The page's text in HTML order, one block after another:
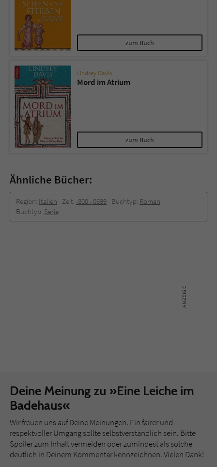
zum Buch
Lindsey Davis
Mord im Atrium
zum Buch
Ähnliche Bücher:
Region: Italien Zeit: -800 -­ 0699 Buchtyp: Roman
Buchtyp: Serie
Deine Meinung zu »Eine Leiche im
Badehaus«
Wir freuen uns auf Deine Meinungen. Ein fairer und
respektvoller Umgang sollte selbstverständlich sein. Bitte
Spoiler zum Inhalt vermeiden oder zumindest als solche
deutlich in Deinem Kommentar kennzeichnen. Vielen Dank!